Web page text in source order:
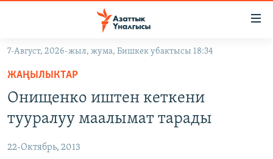
Навигацияга
өтүңүз
Издөөгө
салыңыз
ЭКОНОМИКА
БОРБОР АЗИЯ
УКРАИНА
АТАЙЫН ИЛИКТӨӨ
7-Август, 2026-жыл, жума, Бишкек убактысы 18:34
ЖАҢЫЛЫКТАР
Онищенко иштен кеткени
тууралуу маалымат тарады
22-Октябрь, 2013